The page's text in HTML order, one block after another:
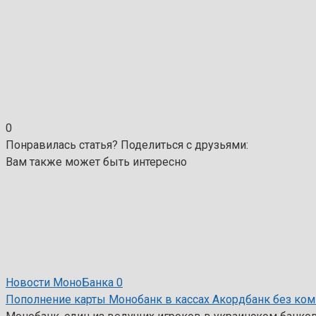
0
Понравилась статья? Поделиться с друзьями:
Вам также может быть интересно
Новости МоноБанка 0
Пополнение карты Монобанк в кассах Акордбанк без